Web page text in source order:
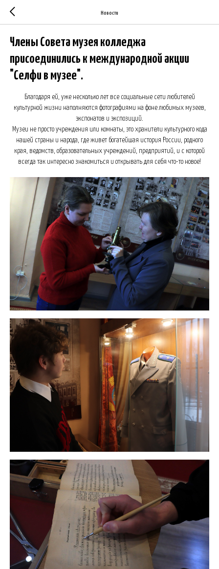
Новости
Члены Совета музея колледжа
присоединились к международной акции
"Селфи в музее".
Благодаря ей, уже несколько лет все социальные сети любителей
культурной жизни наполняются фотографиями на фоне любимых музеев,
экспонатов и экспозиций.
Музеи не просто учреждения или комнаты, это хранители культурного кода
нашей страны и народа, где живет богатейшая история России, родного
края, ведомств, образовательных учреждений, предприятий, и с которой
всегда так интересно знакомиться и открывать для себя что-то новое!